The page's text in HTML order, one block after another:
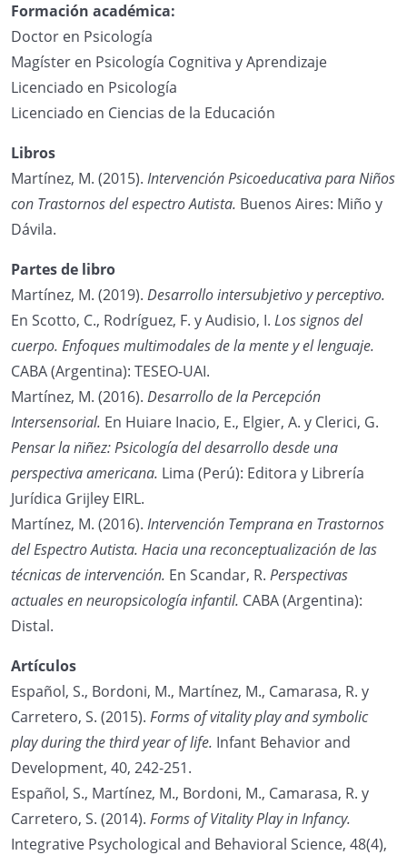
Formación académica:
Doctor en Psicología
Magíster en Psicología Cognitiva y Aprendizaje
Licenciado en Psicología
Licenciado en Ciencias de la Educación
Libros
Martínez, M. (2015). Intervención Psicoeducativa para Niños
con Trastornos del espectro Autista. Buenos Aires: Miño y
Dávila.
Partes de libro
Martínez, M. (2019). Desarrollo intersubjetivo y perceptivo.
En Scotto, C., Rodríguez, F. y Audisio, I. Los signos del
cuerpo. Enfoques multimodales de la mente y el lenguaje.
CABA (Argentina): TESEO-UAI.
Martínez, M. (2016). Desarrollo de la Percepción
Intersensorial. En Huiare Inacio, E., Elgier, A. y Clerici, G.
Pensar la niñez: Psicología del desarrollo desde una
perspectiva americana. Lima (Perú): Editora y Librería
Jurídica Grijley EIRL.
Martínez, M. (2016). Intervención Temprana en Trastornos
del Espectro Autista. Hacia una reconceptualización de las
técnicas de intervención. En Scandar, R. Perspectivas
actuales en neuropsicología infantil. CABA (Argentina):
Distal.
Artículos
Español, S., Bordoni, M., Martínez, M., Camarasa, R. y
Carretero, S. (2015). Forms of vitality play and symbolic
play during the third year of life. Infant Behavior and
Development, 40, 242-251.
Español, S., Martínez, M., Bordoni, M., Camarasa, R. y
Carretero, S. (2014). Forms of Vitality Play in Infancy.
Integrative Psychological and Behavioral Science, 48(4),